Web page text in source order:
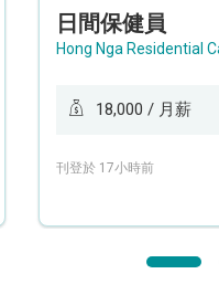
日間保健員
Hong Nga Residential
18,000 / 月薪
刊登於 17小時前